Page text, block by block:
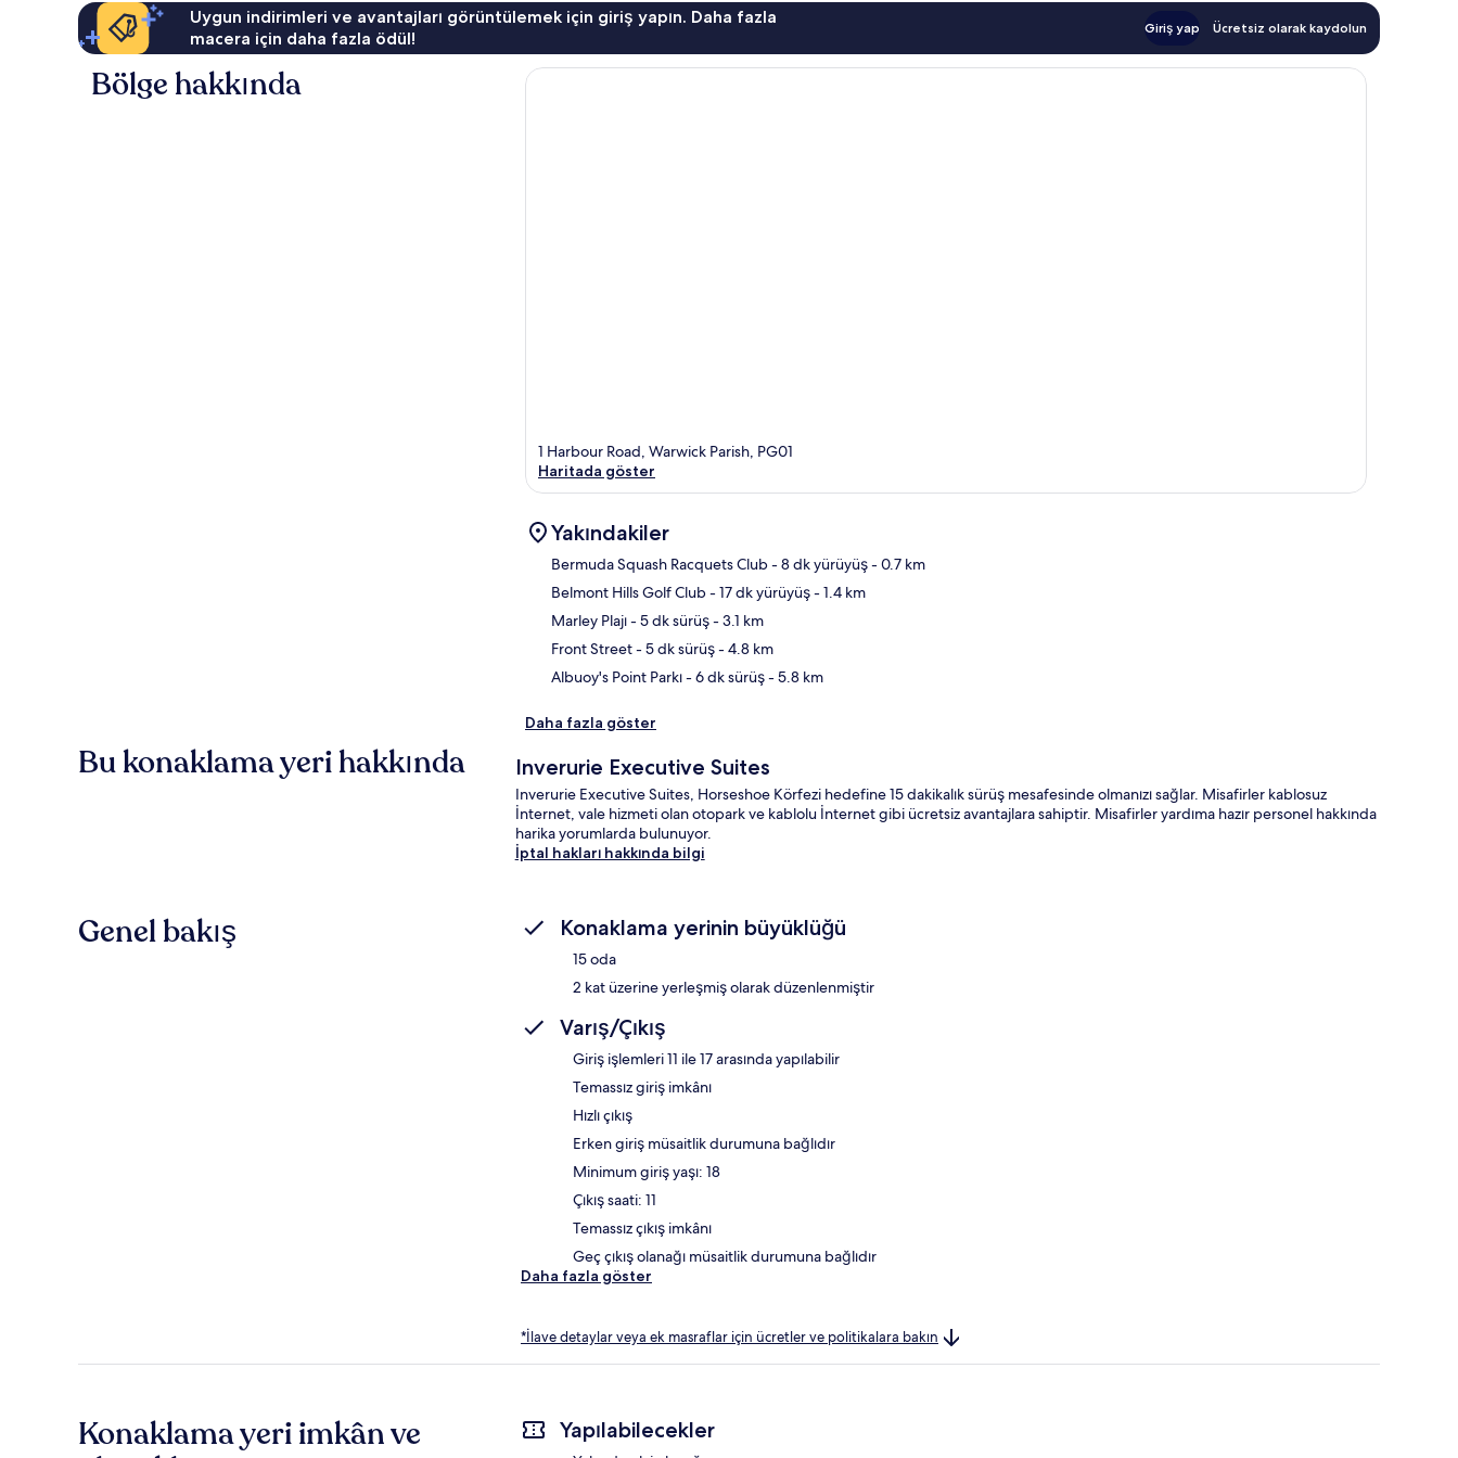
Uygun indirimleri ve avantajları görüntülemek için giriş yapın. Daha fazla
macera için daha fazla ödül!
Giriş yap Ücretsiz olarak kaydolun
Bölge hakkında
1 Harbour Road, Warwick Parish, PG01
Haritada göster
Yakındakiler
Bermuda Squash Racquets Club- 8 dk yürüyüş- 0.7 km
Belmont Hills Golf Club- 17 dk yürüyüş- 1.4 km
Marley Plajı- 5 dk sürüş- 3.1 km
Front Street- 5 dk sürüş- 4.8 km
Albuoy's Point Parkı- 6 dk sürüş- 5.8 km
Daha fazla göster
Bu konaklama yeri hakkında Inverurie Executive Suites
Inverurie Executive Suites, Horseshoe Körfezi hedefine 15 dakikalık sürüş mesafesinde olmanızı sağlar. Misafirler kablosuz
İnternet, vale hizmeti olan otopark ve kablolu İnternet gibi ücretsiz avantajlara sahiptir. Misafirler yardıma hazır personel hakkında
harika yorumlarda bulunuyor.
İptal hakları hakkında bilgi
Genel bakış Konaklama yerinin büyüklüğü
15 oda
2 kat üzerine yerleşmiş olarak düzenlenmiştir
Varış/Çıkış
Giriş işlemleri 11 ile 17 arasında yapılabilir
Temassız giriş imkânı
Hızlı çıkış
Erken giriş müsaitlik durumuna bağlıdır
Minimum giriş yaşı: 18
Çıkış saati: 11
Temassız çıkış imkânı
Geç çıkış olanağı müsaitlik durumuna bağlıdır
Daha fazla göster
*İlave detaylar veya ek masraflar için ücretler ve politikalara bakın
Konaklama yeri imkân ve
Yapılabilecekler